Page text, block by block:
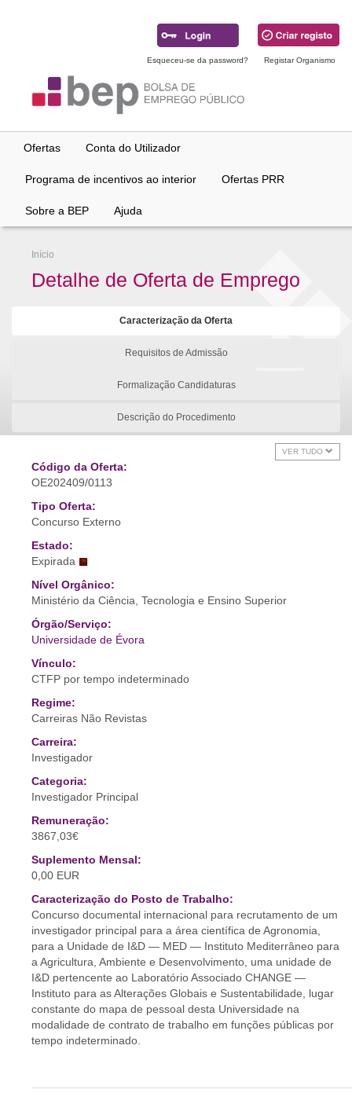
Esqueceu-se da password? Registar Organismo
Ofertas Conta do Utilizador
Programa de incentivos ao interior Ofertas PRR
Sobre a BEP Ajuda
Início
Detalhe de Oferta de Emprego
Caracterização da Oferta
Requisitos de Admissão
Formalização Candidaturas
Descrição do Procedimento
VER TUDO
Código da Oferta:
OE202409/0113
Tipo Oferta:
Concurso Externo
Estado:
Expirada
Nível Orgânico:
Ministério da Ciência, Tecnologia e Ensino Superior
Órgão/Serviço:
Universidade de Évora
Vínculo:
CTFP por tempo indeterminado
Regime:
Carreiras Não Revistas
Carreira:
Investigador
Categoria:
Investigador Principal
Remuneração:
3867,03€
Suplemento Mensal:
0,00 EUR
Caracterização do Posto de Trabalho:
Concurso documental internacional para recrutamento de um
investigador principal para a área científica de Agronomia,
para a Unidade de I&D — MED — Instituto Mediterrâneo para
a Agricultura, Ambiente e Desenvolvimento, uma unidade de
I&D pertencente ao Laboratório Associado CHANGE —
Instituto para as Alterações Globais e Sustentabilidade, lugar
constante do mapa de pessoal desta Universidade na
modalidade de contrato de trabalho em funções públicas por
tempo indeterminado.